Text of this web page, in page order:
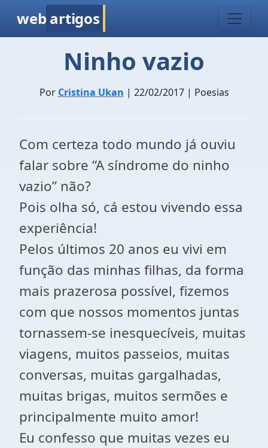
web artigos
Ninho vazio
Por Cristina Ukan | 22/02/2017 | Poesias
Com certeza todo mundo já ouviu
falar sobre “A síndrome do ninho
vazio” não?
Pois olha só, cá estou vivendo essa
experiência!
Pelos últimos 20 anos eu vivi em
função das minhas filhas, da forma
mais prazerosa possível, fizemos
com que nossos momentos juntas
tornassem-se inesquecíveis, muitas
viagens, muitos passeios, muitas
conversas, muitas gargalhadas,
muitas brigas, muitos sermões e
principalmente muito amor!
Eu confesso que muitas vezes eu